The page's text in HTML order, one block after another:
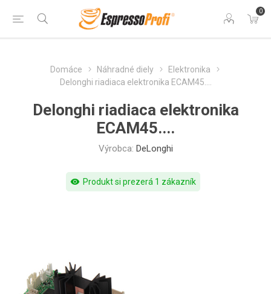
0
Domáce Náhradné diely
Elektronika
Delonghi riadiaca elektronika ECAM45....
Delonghi riadiaca elektronika
ECAM45....
Výrobca: DeLonghi
visibility Produkt si prezerá 1 zákazník